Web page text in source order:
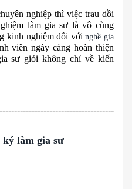
nghiệp thì việc trau dồi
làm gia sư là vô cùng
kinh nghiệm đối với nghề gia
viên ngày càng hoàn thiện
sư giỏi không chỉ về kiến
ký làm gia sư